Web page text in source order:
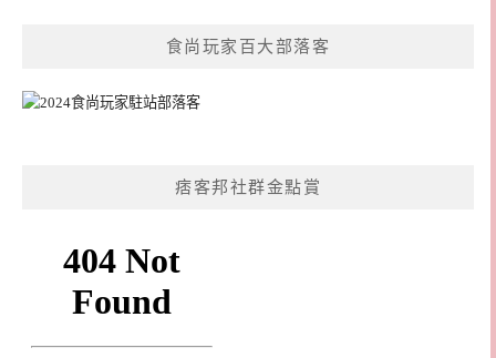
食尚玩家百大部落客
痞客邦社群金點賞